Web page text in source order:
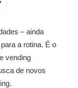
– ainda
a rotina. É o
vending
de novos